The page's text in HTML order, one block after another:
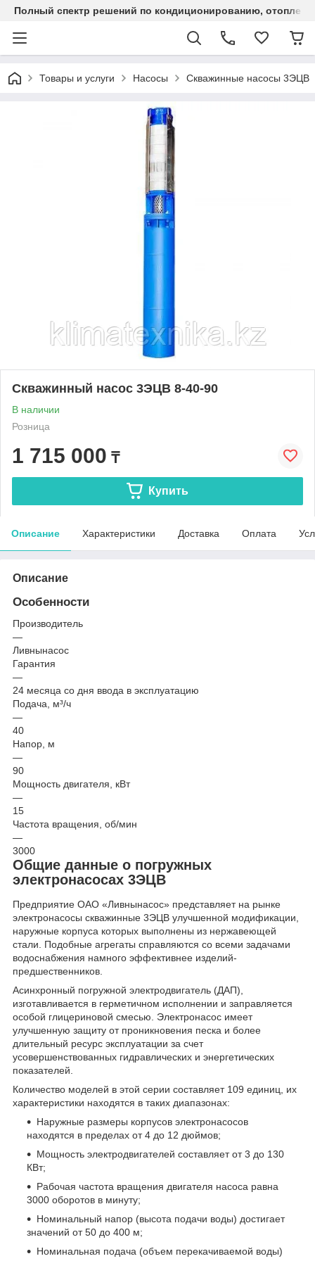
Полный спектр решений по кондиционированию,
Товары и услуги Насосы Скважинные насосы 3ЭЦВ
Скважинный насос 3ЭЦВ 8-40-90
В наличии
Розница
1 715 000 ₸
Купить
Описание Характеристики Доставка Оплата
Описание
Особенности
Производитель
—
Ливнынасос
Гарантия
—
24 месяца со дня ввода в эксплуатацию
Подача, м³/ч
—
40
Напор, м
—
90
Мощность двигателя, кВт
—
15
Частота вращения, об/мин
—
3000
Общие данные о погружных
электронасосах 3ЭЦВ
Предприятие ОАО «Ливнынасос» представляет на рынке
электронасосы скважинные 3ЭЦВ улучшенной модификации,
наружные корпуса которых выполнены из нержавеющей
стали. Подобные агрегаты справляются со всеми задачами
водоснабжения намного эффективнее изделий-
предшественников.
Асинхронный погружной электродвигатель (ДАП),
изготавливается в герметичном исполнении и заправляется
особой глицериновой смесью. Электронасос имеет
улучшенную защиту от проникновения песка и более
длительный ресурс эксплуатации за счет
усовершенствованных гидравлических и энергетических
показателей.
Количество моделей в этой серии составляет 109 единиц, их
характеристики находятся в таких диапазонах:
Наружные размеры корпусов электронасосов
находятся в пределах от 4 до 12 дюймов;
Мощность электродвигателей составляет от 3 до 130
КВт;
Рабочая частота вращения двигателя насоса равна
3000 оборотов в минуту;
Номинальный напор (высота подачи воды) достигает
значений от 50 до 400 м;
Номинальная подача (объем перекачиваемой воды)